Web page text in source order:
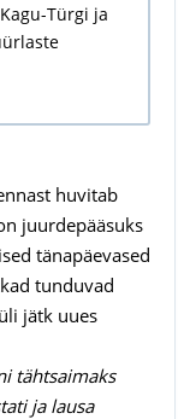
Türgi ja
huvitab
juurdepääsuks
tänapäevased
tunduvad
jätk uues
tähtsaimaks
ja lausa